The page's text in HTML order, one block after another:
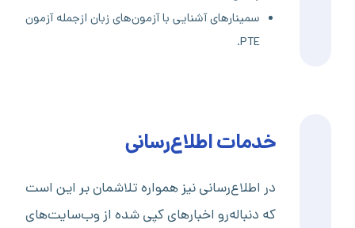
سمینارهای آشنایی با آزمون‌های زبان ازجمله آزمون
PTE.
خدمات اطلاع‌رسانی
در اطلاع‌رسانی نیز همواره تلاشمان بر این است
که دنباله‌رو اخبارهای کپی شده از وب‌سایت‌های